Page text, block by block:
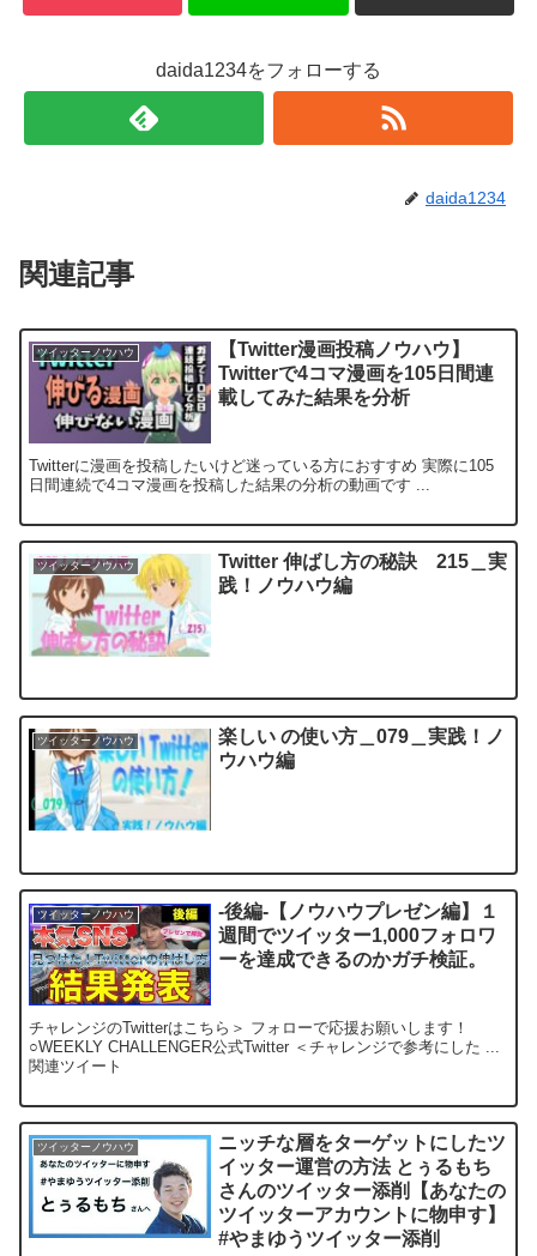
daida1234をフォローする
daida1234
関連記事
ツイッターノウハウ
【Twitter漫画投稿ノウハウ】
Twitterで4コマ漫画を105日間連
載してみた結果を分析
Twitterに漫画を投稿したいけど迷っている方におすすめ 実際に105
日間連続で4コマ漫画を投稿した結果の分析の動画です ...
ツイッターノウハウ
Twitter 伸ばし方の秘訣 215＿実
践！ノウハウ編
ツイッターノウハウ
楽しい の使い方＿079＿実践！ノ
ウハウ編
ツイッターノウハウ
-後編-【ノウハウプレゼン編】１
週間でツイッター1,000フォロワ
ーを達成できるのかガチ検証。
チャレンジのTwitterはこちら＞ フォローで応援お願いします！
○WEEKLY CHALLENGER公式Twitter ＜チャレンジで参考にした ...
関連ツイート
ツイッターノウハウ
ニッチな層をターゲットにしたツ
イッター運営の方法 とぅるもち
さんのツイッター添削【あなたの
ツイッターアカウントに物申す】
#やまゆうツイッター添削